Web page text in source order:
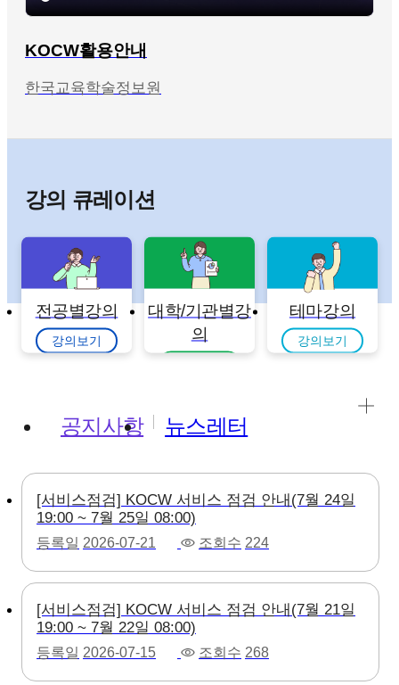
KOCW활용안내
한국교육학술정보원
강의 큐레이션
전공별강의
강의보기
대학/기관별강
의
테마강의
강의보기
공지사항 뉴스레터
[서비스점검] KOCW 서비스 점검 안내(7월 24일
19:00 ~ 7월 25일 08:00)
등록일 2026-07-21 조회수 224
[서비스점검] KOCW 서비스 점검 안내(7월 21일
19:00 ~ 7월 22일 08:00)
등록일 2026-07-15 조회수 268